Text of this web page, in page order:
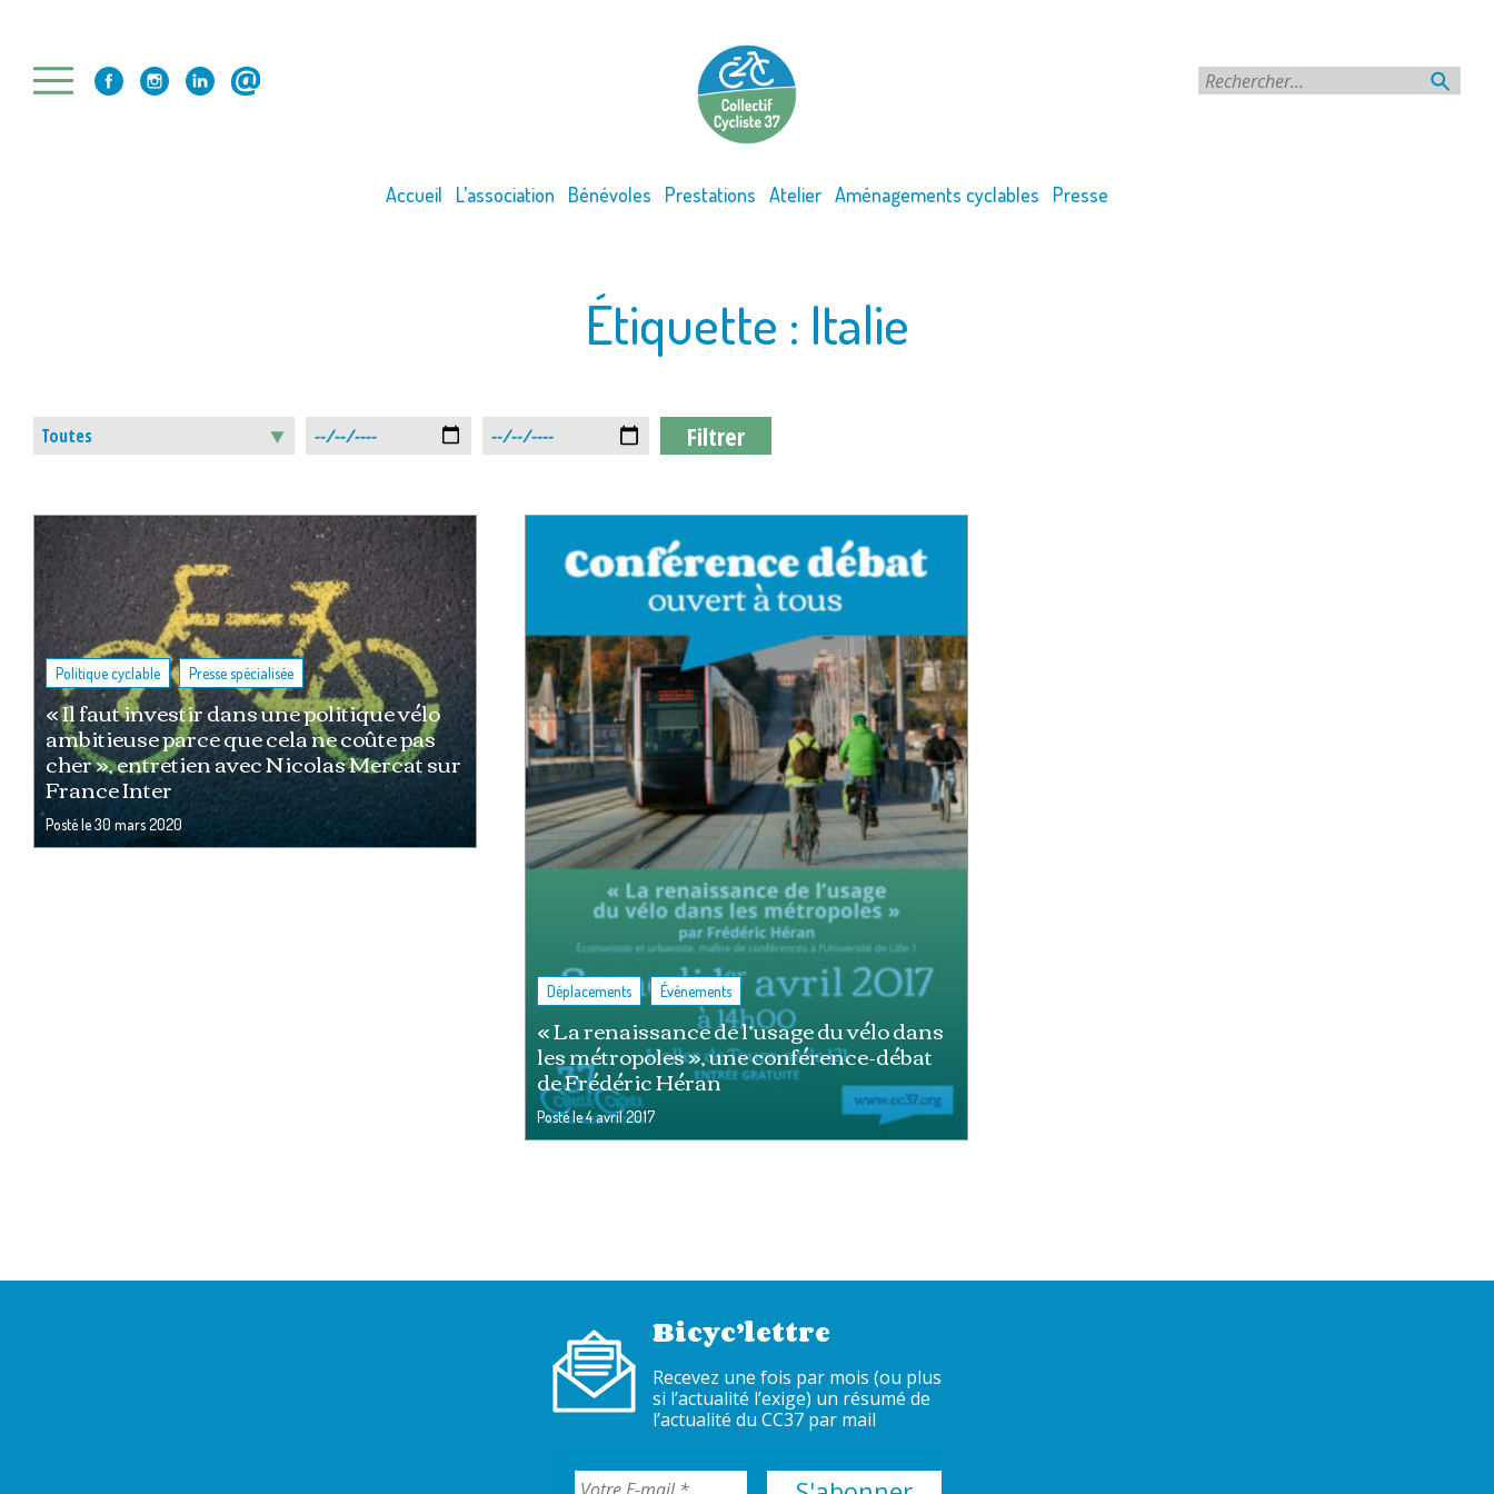
content
Accueil L’association Bénévoles Prestations Atelier Aménagements cyclables Presse
Étiquette : Italie
Politique cyclable , Presse spécialisée
« Il faut investir dans une politique vélo
ambitieuse parce que cela ne coûte pas
cher », entretien avec Nicolas Mercat sur
France Inter
Posté le30 mars 2020
Déplacements , Événements
« La renaissance de l’usage du vélo dans
les métropoles », une conférence-débat
de Frédéric Héran
Posté le4 avril 2017
Bicyc’lettre
Recevez une fois par mois (ou plus
si l’actualité l’exige) un résumé de
l’actualité du CC37 par mail